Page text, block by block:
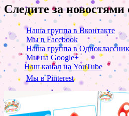
Следите за новостями
Наша группа в Вконтакте
Мы в Facebook
Наша группа в
Мы на Google+
Наш канал на YouTube
Мы в Pinterest